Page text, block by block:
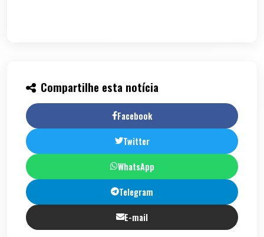
Compartilhe esta notícia
Facebook
Twitter
WhatsApp
Telegram
E-mail